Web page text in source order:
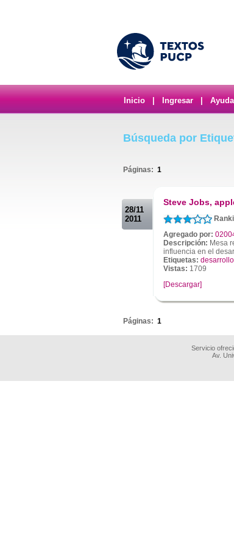
Inicio Ingresar Ayuda
Búsqueda por
Páginas: 1
28/11
2011
Steve Jobs,
Agregado por:
Descripción: Mesa
influencia en el
Etiquetas: desarrollo
Vistas: 1709
[Descargar]
Páginas: 1
Servicio
Av.